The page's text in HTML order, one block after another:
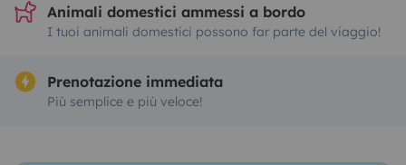
Animali domestici ammessi a bordo
I tuoi animali domestici possono far parte del viaggio!
Prenotazione immediata
Più semplice e più veloce!